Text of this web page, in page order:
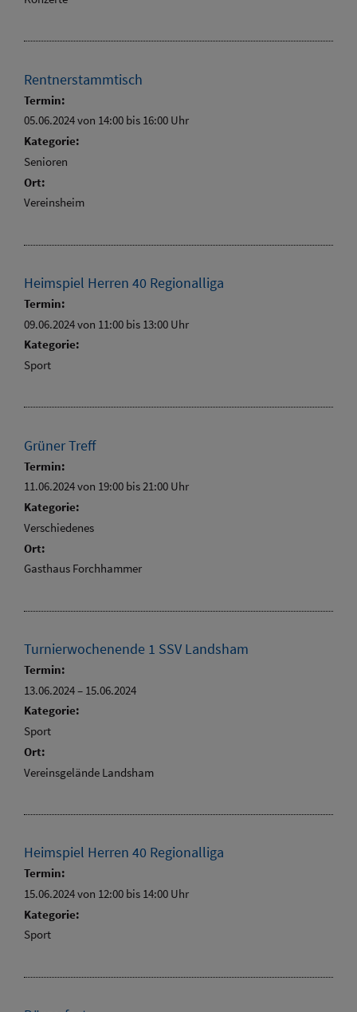
Rentnerstammtisch
Termin:
05.06.2024 von 14:00 bis 16:00 Uhr
Kategorie:
Senioren
Ort:
Vereinsheim
Heimspiel Herren 40 Regionalliga
Termin:
09.06.2024 von 11:00 bis 13:00 Uhr
Kategorie:
Sport
Grüner Treff
Termin:
11.06.2024 von 19:00 bis 21:00 Uhr
Kategorie:
Verschiedenes
Ort:
Gasthaus Forchhammer
Turnierwochenende 1 SSV Landsham
Termin:
13.06.2024– 15.06.2024
Kategorie:
Sport
Ort:
Vereinsgelände Landsham
Heimspiel Herren 40 Regionalliga
Termin:
15.06.2024 von 12:00 bis 14:00 Uhr
Kategorie:
Sport